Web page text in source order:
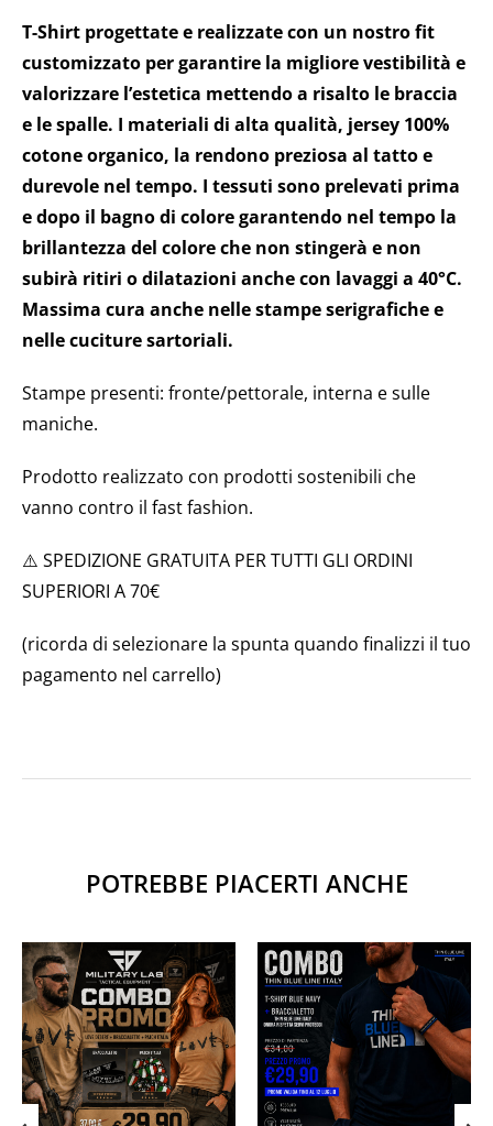
T-Shirt progettate e realizzate con un nostro fit
customizzato per garantire la migliore vestibilità e
valorizzare l’estetica mettendo a risalto le braccia
e le spalle. I materiali di alta qualità, jersey 100%
cotone organico, la rendono preziosa al tatto e
durevole nel tempo. I tessuti sono prelevati prima
e dopo il bagno di colore garantendo nel tempo la
brillantezza del colore che non stingerà e non
subirà ritiri o dilatazioni anche con lavaggi a 40°C.
Massima cura anche nelle stampe serigrafiche e
nelle cuciture sartoriali.
Stampe presenti: fronte/pettorale, interna e sulle
maniche.
Prodotto realizzato con prodotti sostenibili che
vanno contro il fast fashion.
⚠️ SPEDIZIONE GRATUITA PER TUTTI GLI ORDINI
SUPERIORI A 70€
(ricorda di selezionare la spunta quando finalizzi il tuo
pagamento nel carrello)
POTREBBE PIACERTI ANCHE